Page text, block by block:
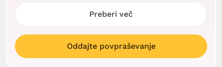
Preberi več
Oddajte povpraševanje